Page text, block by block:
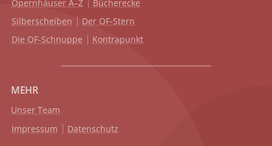
Opernhäuser A–Z
Bücherecke
Silberscheiben
Der OF-Stern
Die OF-Schnuppe
Kontrapunkt
MEHR
Unser Team
Impressum
Datenschutz